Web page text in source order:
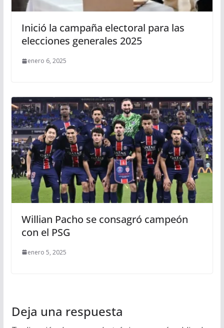
Inició la campaña electoral para las
elecciones generales 2025
enero 6, 2025
Willian Pacho se consagró campeón
con el PSG
enero 5, 2025
Deja una respuesta